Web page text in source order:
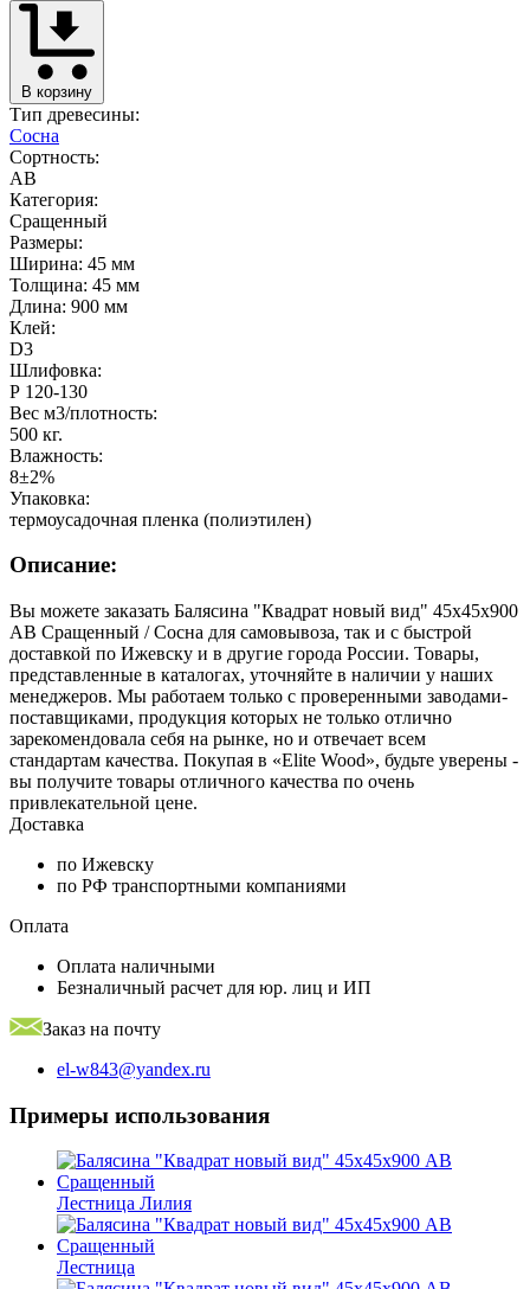
В корзину
Тип древесины:
Сосна
Сортность:
AB
Категория:
Сращенный
Размеры:
Ширина: 45 мм
Толщина: 45 мм
Длина: 900 мм
Клей:
D3
Шлифовка:
Р 120-130
Вес м3/плотность:
500 кг.
Влажность:
8±2%
Упаковка:
термоусадочная пленка (полиэтилен)
Описание:
Вы можете заказать Балясина "Квадрат новый вид" 45х45х900
АВ Сращенный / Сосна для самовывоза, так и с быстрой
доставкой по Ижевску и в другие города России. Товары,
представленные в каталогах, уточняйте в наличии у наших
менеджеров. Мы работаем только с проверенными заводами-
поставщиками, продукция которых не только отлично
зарекомендовала себя на рынке, но и отвечает всем
стандартам качества. Покупая в «Elite Wood», будьте уверены -
вы получите товары отличного качества по очень
привлекательной цене.
Доставка
по Ижевску
по РФ транспортными компаниями
Оплата
Оплата наличными
Безналичный расчет для юр. лиц и ИП
Заказ на почту
el-w843@yandex.ru
Примеры использования
Лестница Лилия
Лестница